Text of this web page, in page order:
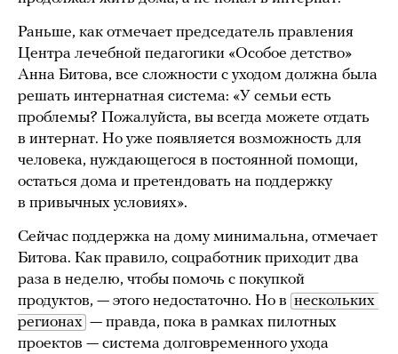
Раньше, как отмечает председатель правления
Центра лечебной педагогики «Особое детство»
Анна Битова, все сложности с уходом должна была
решать интернатная система: «У семьи есть
проблемы? Пожалуйста, вы всегда можете отдать
в интернат. Но уже появляется возможность для
человека, нуждающегося в постоянной помощи,
остаться дома и претендовать на поддержку
в привычных условиях».
Сейчас поддержка на дому минимальна, отмечает
Битова. Как правило, соцработник приходит два
раза в неделю, чтобы помочь с покупкой
продуктов, — этого недостаточно. Но в нескольких
регионах — правда, пока в рамках пилотных
проектов — система долговременного ухода